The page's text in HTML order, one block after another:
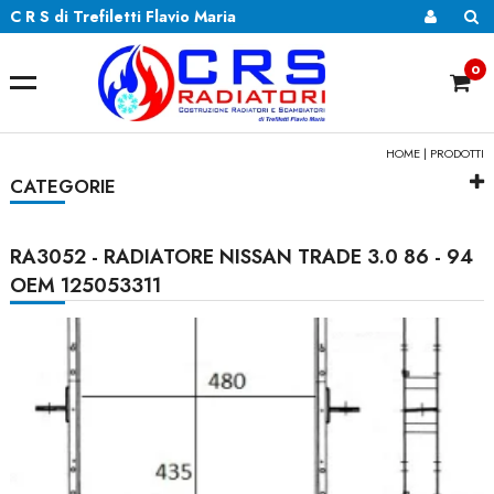
C R S di Trefiletti Flavio Maria
0
HOME | PRODOTTI
CATEGORIE
RA3052 - RADIATORE NISSAN TRADE 3.0 86 - 94
OEM 125053311